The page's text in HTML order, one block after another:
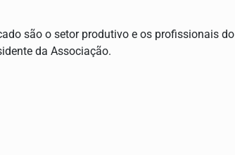
são o setor produtivo e os profissionais do
da Associação.